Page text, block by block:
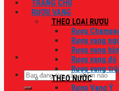
Tìm
kiếm:
TRANG CHỦ
RƯỢU VANG
THEO LOẠI RƯỢU
Rượu
Rượu vang
Rượu vang
Rượu vang đỏ
Rượu vang
THEO NƯỚC
Rượu Vang Ý